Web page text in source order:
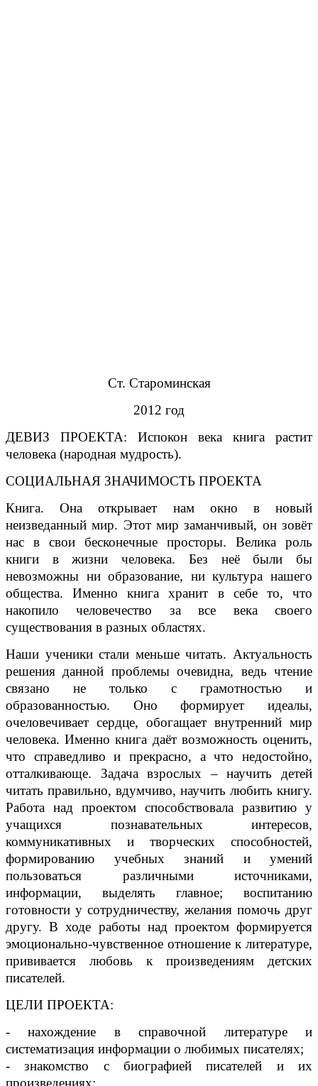
Ст. Староминская
2012 год
ДЕВИЗ ПРОЕКТА: Испокон века книга растит
человека (народная мудрость).
СОЦИАЛЬНАЯ ЗНАЧИМОСТЬ ПРОЕКТА
Книга. Она открывает нам окно в новый
неизведанный мир. Этот мир заманчивый, он зовёт
нас в свои бесконечные просторы. Велика роль
книги в жизни человека. Без неё были бы
невозможны ни образование, ни культура нашего
общества. Именно книга хранит в себе то, что
накопило человечество за все века своего
существования в разных областях.
Наши ученики стали меньше читать. Актуальность
решения данной проблемы очевидна, ведь чтение
связано не только с грамотностью и
образованностью. Оно формирует идеалы,
очеловечивает сердце, обогащает внутренний мир
человека. Именно книга даёт возможность оценить,
что справедливо и прекрасно, а что недостойно,
отталкивающе. Задача взрослых – научить детей
читать правильно, вдумчиво, научить любить книгу.
Работа над проектом способствовала развитию у
учащихся познавательных интересов,
коммуникативных и творческих способностей,
формированию учебных знаний и умений
пользоваться различными источниками,
информации, выделять главное; воспитанию
готовности у сотрудничеству, желания помочь друг
другу. В ходе работы над проектом формируется
эмоционально-чувственное отношение к литературе,
прививается любовь к произведениям детских
писателей.
ЦЕЛИ ПРОЕКТА:
- нахождение в справочной литературе и
систематизация информации о любимых писателях;
- знакомство с биографией писателей и их
произведениях;